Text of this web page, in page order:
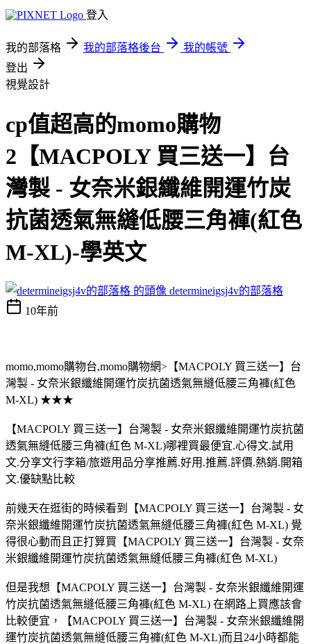
登入
我的部落格 我的部落格後台
我的帳號
登出
視覺設計
cp值超高的momo購物
2【MACPOLY 買三送一】台
灣製 - 女奈米銀纖維開運竹炭
抗菌透氣無縫低腰三角褲(紅色
M-XL)-學英文
determineigsj4v的部落格
10年前
momo,momo購物台,momo購物網>【MACPOLY 買三送一】台
灣製 - 女奈米銀纖維開運竹炭抗菌透氣無縫低腰三角褲(紅色
M-XL) ★★★
【MACPOLY 買三送一】台灣製 - 女奈米銀纖維開運竹炭抗菌
透氣無縫低腰三角褲(紅色 M-XL)哪裡買最便宜.心得文.試用
文.分享文行李箱/旅遊用品分享推薦.好用.推薦.評價.熱銷.開箱
文.優缺點比較
前幾天在逛街的時候看到【MACPOLY 買三送一】台灣製 - 女
奈米銀纖維開運竹炭抗菌透氣無縫低腰三角褲(紅色 M-XL) 覺
得很心動而且正打算買【MACPOLY 買三送一】台灣製 - 女奈
米銀纖維開運竹炭抗菌透氣無縫低腰三角褲(紅色 M-XL)
但是我想【MACPOLY 買三送一】台灣製 - 女奈米銀纖維開運
竹炭抗菌透氣無縫低腰三角褲(紅色 M-XL) 在網路上買應該會
比較便宜，【MACPOLY 買三送一】台灣製 - 女奈米銀纖維開
運竹炭抗菌透氣無縫低腰三角褲(紅色 M-XL)而且24小時都能